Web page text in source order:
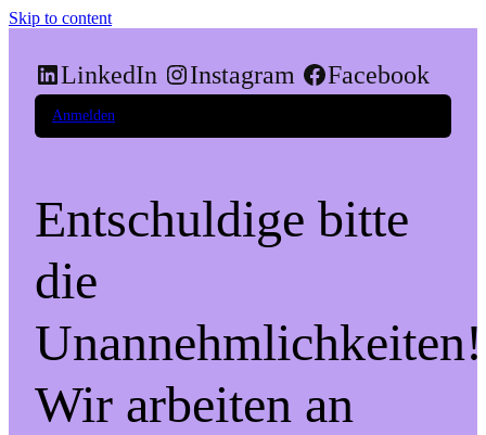
Skip to content
LinkedIn Instagram Facebook
Anmelden
Entschuldige bitte
die
Unannehmlichkeiten!
Wir arbeiten an